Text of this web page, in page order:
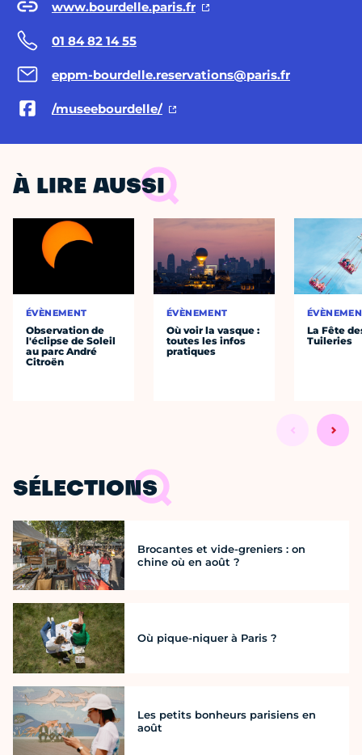
www.bourdelle.paris.fr
01 84 82 14 55
eppm-bourdelle.reservations@paris.fr
/museebourdelle/
À LIRE AUSSI
ÉVÈNEMENT
Observation de
l'éclipse de Soleil
au parc André
Citroën
ÉVÈNEMENT
Où voir la vasque :
toutes les infos
pratiques
La Fête
Tuileries
SÉLECTIONS
Brocantes et vide-greniers : on
chine où en août ?
Où pique-niquer à Paris ?
Les petits bonheurs parisiens en
août